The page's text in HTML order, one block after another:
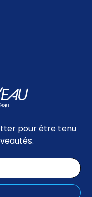
pour être tenu